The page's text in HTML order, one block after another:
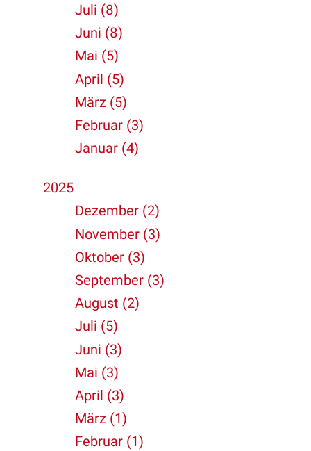
Juli (8)
Juni (8)
Mai (5)
April (5)
März (5)
Februar (3)
Januar (4)
2025
Dezember (2)
November (3)
Oktober (3)
September (3)
August (2)
Juli (5)
Juni (3)
Mai (3)
April (3)
März (1)
Februar (1)